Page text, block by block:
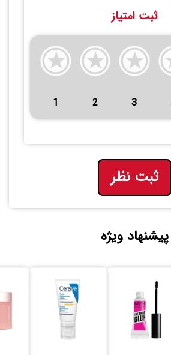
ثبت امتیاز
1 2 3
ثبت نظر
پیشنهاد ویژه